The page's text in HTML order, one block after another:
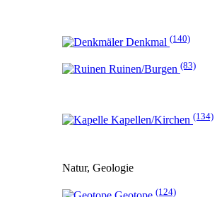
Denkmal (140)
Ruinen/Burgen (83)
Kapellen/Kirchen (134)
Natur, Geologie
(124)